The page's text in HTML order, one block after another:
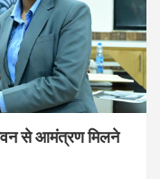
भवन से आमंत्रण मिलने